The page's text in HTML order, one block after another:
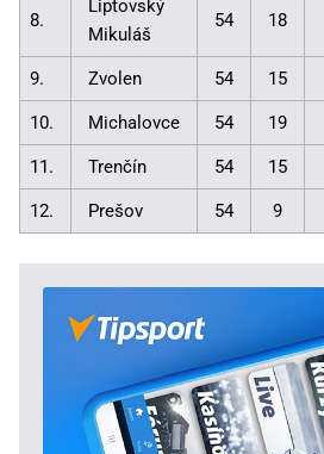
8.
Liptovský
Mikuláš
54 18
9. Zvolen 54 15
10. Michalovce 54 19
11. Trenčín 54 15
12. Prešov 54 9